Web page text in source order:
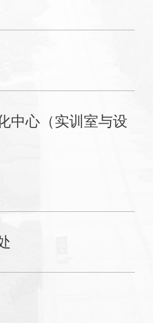
中心（实训室与设